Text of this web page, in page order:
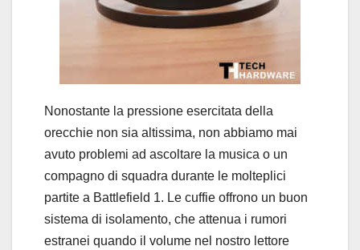
Nonostante la pressione esercitata della
orecchie non sia altissima, non abbiamo mai
avuto problemi ad ascoltare la musica o un
compagno di squadra durante le molteplici
partite a Battlefield 1. Le cuffie offrono un buon
sistema di isolamento, che attenua i rumori
estranei quando il volume nel nostro lettore